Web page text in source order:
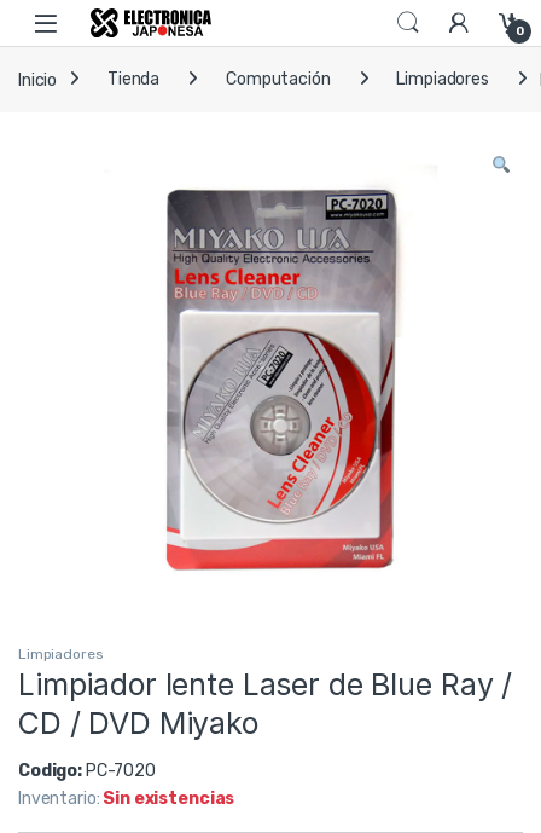
Skip to navigation
Skip to content
Open 0
Inicio Tienda Computación Limpiadores
Limpiadores
Limpiador lente Laser de Blue Ray /
CD / DVD Miyako
Codigo: PC-7020
Inventario: Sin existencias